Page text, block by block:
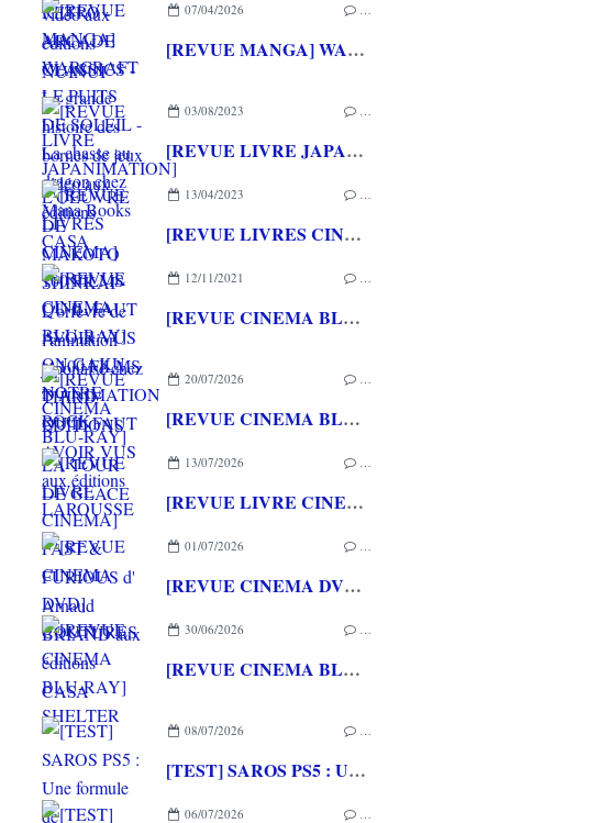
07/04/2026 …
[REVUE MANGA] WARCRAFT LE PUITS DE SOLEIL - La chasse au dragon chez Mana Books
03/08/2023 …
[REVUE LIVRE JAPANIMATION] L'OEUVRE DE MAKOTO SHINKAI - L'orfèvre de l'animation japonaise chez THIRD EDITIONS
13/04/2023 …
[REVUE LIVRES CINEMA] 100 FILMS QU'IL FAUT AVOIR VUS et 100 FILMS D'ANIMATION QU'IL FAUT AVOIR VUS aux éditions LAROUSSE
12/11/2021 …
[REVUE CINEMA BLU-RAY] ON GAKU NOTRE ROCK
20/07/2026 …
[REVUE CINEMA BLU-RAY] LA TOUR DE GLACE
13/07/2026 …
[REVUE LIVRE CINEMA] FAST & FURIOUS d' Arnaud BRIAND aux éditions CASA
01/07/2026 …
[REVUE CINEMA DVD] COUTURES
30/06/2026 …
[REVUE CINEMA BLU-RAY] SHELTER
08/07/2026 …
[TEST] SAROS PS5 : Une formule de RETURNAL améliorée et interessante
06/07/2026 …